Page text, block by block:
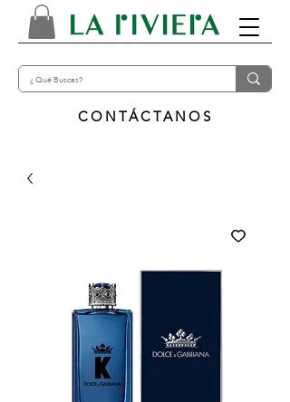
CONTÁCTANOS